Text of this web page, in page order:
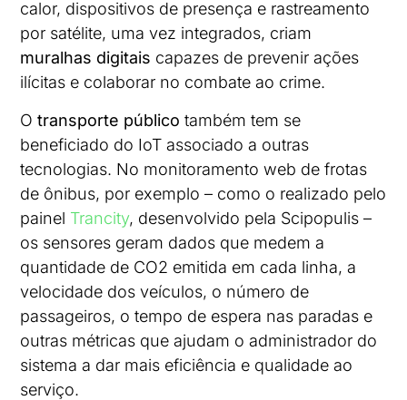
calor, dispositivos de presença e rastreamento
por satélite, uma vez integrados, criam
muralhas digitais capazes de prevenir ações
ilícitas e colaborar no combate ao crime.
O transporte público também tem se
beneficiado do IoT associado a outras
tecnologias. No monitoramento web de frotas
de ônibus, por exemplo – como o realizado pelo
painel Trancity, desenvolvido pela Scipopulis –
os sensores geram dados que medem a
quantidade de CO2 emitida em cada linha, a
velocidade dos veículos, o número de
passageiros, o tempo de espera nas paradas e
outras métricas que ajudam o administrador do
sistema a dar mais eficiência e qualidade ao
serviço.